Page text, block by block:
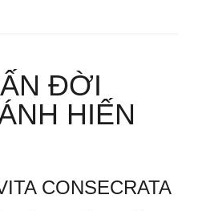
ĐỜI
HIẾN
CONSECRATA